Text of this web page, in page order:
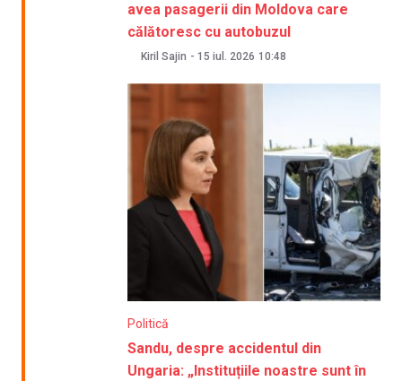
avea pasagerii din Moldova care
călătoresc cu autobuzul
Kiril Sajin - 15 iul. 2026 10:48
Politică
Sandu, despre accidentul din
Ungaria: „Instituțiile noastre sunt în